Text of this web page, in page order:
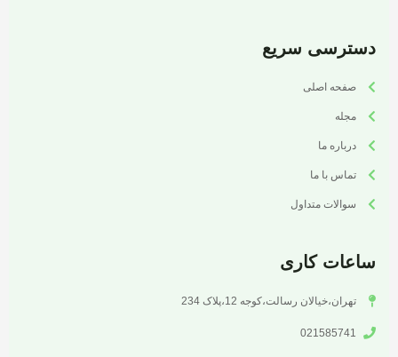
دسترسی سریع
صفحه اصلی
مجله
درباره ما
تماس با ما
سوالات متداول
ساعات کاری
تهران،خیالان رسالت،کوجه 12،پلاک 234
021585741